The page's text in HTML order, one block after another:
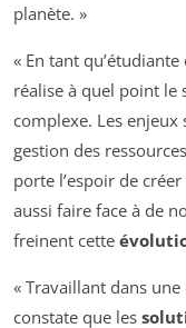
planète. »
« En tant
réalise à quel point le
complexe. Les
gestion des
porte l’espoir de
aussi faire face à de
freinent cette
« Travaillant dans
constate que les